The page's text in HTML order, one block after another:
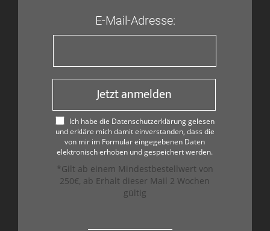
E-Mail-Adresse:
Jetzt anmelden
Ich habe die Datenschutzerklärung gelesen
und erkläre mich damit einverstanden, dass die
von mir im Formular eingegebenen Daten
elektronisch erhoben und gespeichert werden.
*Gilt ab einem Mindestbestellwert von
250€, ab Erhalt dieser Mail 2 Wochen
gültig